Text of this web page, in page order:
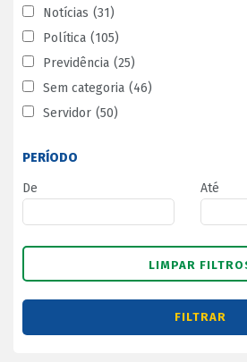
Notícias (31)
Política (105)
Previdência (25)
Sem categoria (46)
Servidor (50)
PERÍODO
De
Até